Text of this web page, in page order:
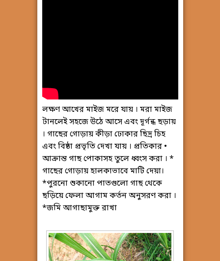
লক্ষণ আখের মাইজ মরে যায় । মরা মাইজ
টানলেই সহজে উঠে আসে এবং দূর্গন্ধ ছড়ায়
। গাছের গোড়ায় কীড়া ঢোকার ছিদ্র চিহ
এবং বিষ্ঠা প্রভৃতি দেখা যায় । প্রতিকার •
আক্রান্ত গাছ পোকাসহ তুলে ধ্বংস করা । *
গাছের গোড়ায় হালকাভাবে মাটি দেয়া।
*পুরনো শুকানো পাতগুলো গাছ থেকে
ছড়িয়ে ফেলা আগাম কর্তন অনুসরণ করা ।
*জমি আগাছামুক্ত রাখা